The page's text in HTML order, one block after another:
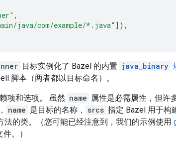
,
java/com/example/*.java" ]),
目标实例化了 Bazel 的内置 java_binary
脚本（两者都以目标命名）。
项和选项。 虽然 name 属性是必需属性，但许
name 是目标的名称， srcs 指定 Bazel 用于构
法的类。（您可能已经注意到，我们的示例使用
。）